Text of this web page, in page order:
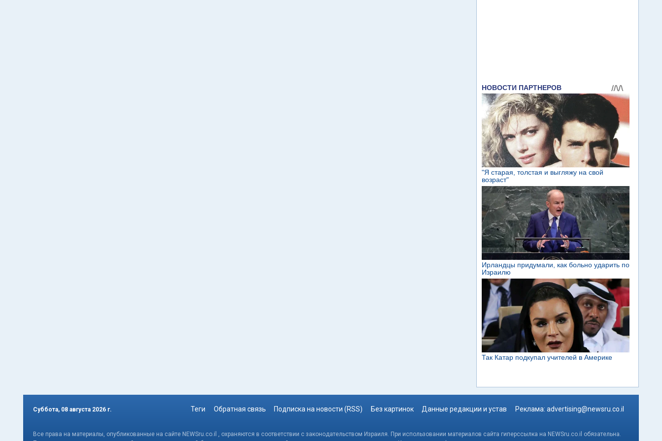
Суббота, 08 августа 2026 г. Теги Обратная связь Подписка на новости (RSS) Без картинок Данные редакции и устав Реклама: advertising@newsru.co.il
Все права на материалы, опубликованные на сайте NEWSru.co.il , охраняются в соответствии с законодательством Израиля. При использовании материалов сайта гиперссылка на NEWSru.co.il обязательна.